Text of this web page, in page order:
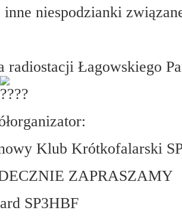
niespodzianki
radiostacji Łagowskiego
Klub Krótkofalarski
ZAPRASZAMY
SP3HBF